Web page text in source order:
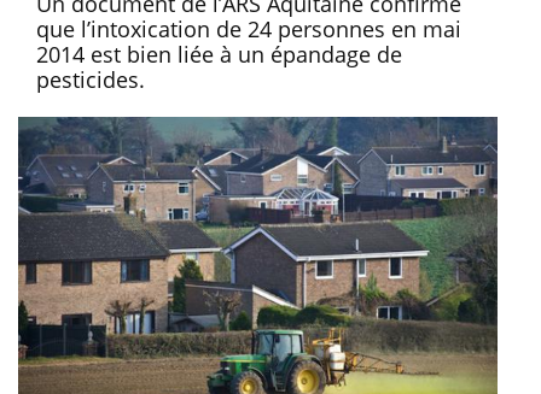
que l’intoxication de 24 personnes en mai
2014 est bien liée à un épandage de
pesticides.